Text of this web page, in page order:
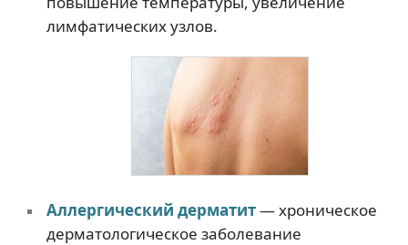
лимфатических узлов.
Аллергический дерматит— хроническое
дерматологическое заболевание